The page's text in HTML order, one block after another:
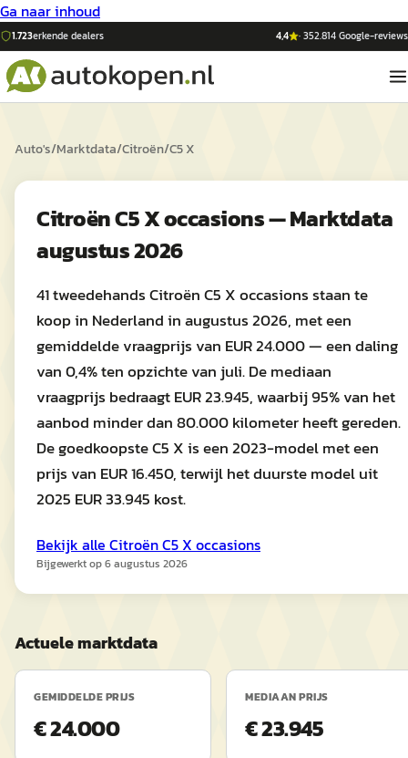
Ga naar inhoud
1.723erkende dealers 4,4 ·352.814Google-reviews
Auto's/Marktdata/Citroën/C5 X
Citroën C5 X occasions — Marktdata
augustus 2026
41 tweedehands Citroën C5 X occasions staan te
koop in Nederland in augustus 2026, met een
gemiddelde vraagprijs van EUR 24.000 — een daling
van 0,4% ten opzichte van juli. De mediaan
vraagprijs bedraagt EUR 23.945, waarbij 95% van het
aanbod minder dan 80.000 kilometer heeft gereden.
De goedkoopste C5 X is een 2023-model met een
prijs van EUR 16.450, terwijl het duurste model uit
2025 EUR 33.945 kost.
Bekijk alle CitroënC5 X occasions
Bijgewerkt op6 augustus 2026
Actuele marktdata
GEMIDDELDE PRIJS
€ 24.000
MEDIAAN PRIJS
€ 23.945